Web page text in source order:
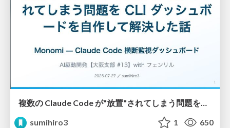
複数の Claude Code が"放置"されてしまう問題をCLI ダッシュボードを自作して解決した話
sumihiro3
1 650